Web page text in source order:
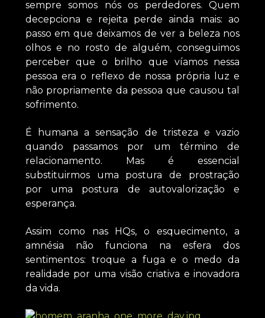
sempre somos nós os perdedores. Quem
decepciona e rejeita perde ainda mais: ao
passo em que deixamos de ver a beleza nos
olhos e no rosto de alguém, conseguimos
perceber que o brilho que víamos nessa
pessoa era o reflexo de nossa própria luz e
não propriamente da pessoa que causou tal
sofrimento.
É humana a sensação de tristeza e vazio
quando passamos por um término de
relacionamento. Mas é essencial
substituirmos uma postura de prostração
por uma postura de autovalorização e
esperança.
Assim como nas HQs, o esquecimento, a
amnésia não funciona na esfera dos
sentimentos: troque a fuga e o medo da
realidade por uma visão criativa e inovadora
da vida.